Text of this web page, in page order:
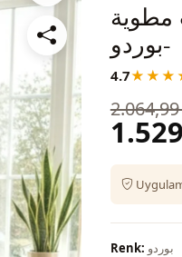
-بوردو
4.7
Renk: بوردو